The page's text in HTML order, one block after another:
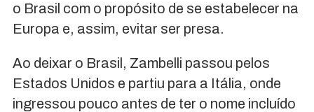
o Brasil com o propósito de se estabelecer na
Europa e, assim, evitar ser presa.
Ao deixar o Brasil, Zambelli passou pelos
Estados Unidos e partiu para a Itália, onde
ingressou pouco antes de ter o nome incluído